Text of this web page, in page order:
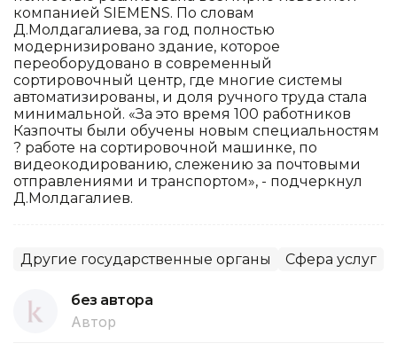
компанией SIEMENS. По словам
Д.Молдагалиева, за год полностью
модернизировано здание, которое
переоборудовано в современный
сортировочный центр, где многие системы
автоматизированы, и доля ручного труда стала
минимальной. «За это время 100 работников
Казпочты были обучены новым специальностям
? работе на сортировочной машинке, по
видеокодированию, слежению за почтовыми
отправлениями и транспортом», - подчеркнул
Д.Молдагалиев.
Другие государственные органы Сфера услуг
без автора
Автор